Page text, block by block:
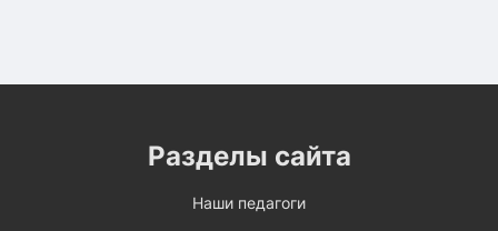
Разделы сайта
Наши педагоги